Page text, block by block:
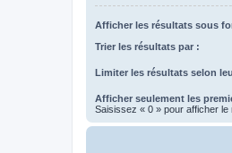
Afficher les résultats sous
Trier les résultats par :
Limiter les résultats selon
Afficher seulement les
Saisissez « 0 » pour afficher le